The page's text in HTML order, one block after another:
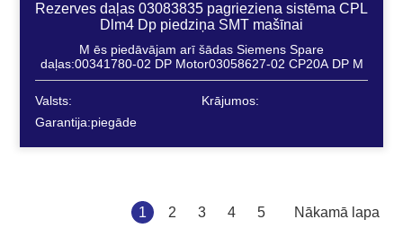
Rezerves daļas 03083835 pagrieziena sistēma CPL
Dlm4 Dp piedziņa SMT mašīnai
M ēs piedāvājam arī šādas Siemens Spare
daļas:00341780-02 DP Motor03058627-02 CP20A DP M
Valsts:
Krājumos:
Garantija:piegāde
1 2 3 4 5 Nākamā lapa